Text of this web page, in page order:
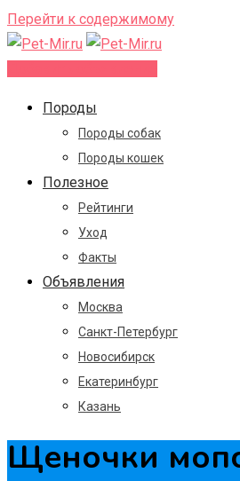
Перейти к содержимому
Породы
Породы собак
Породы кошек
Полезное
Рейтинги
Уход
Факты
Объявления
Москва
Санкт-Петербург
Новосибирск
Екатеринбург
Казань
Щеночки